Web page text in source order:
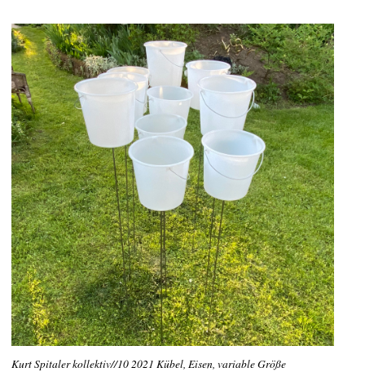
Kurt Spitaler kollektiv//10 2021 Kübel, Eisen, variable Größe